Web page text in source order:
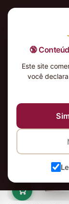
🔞
Este site
você